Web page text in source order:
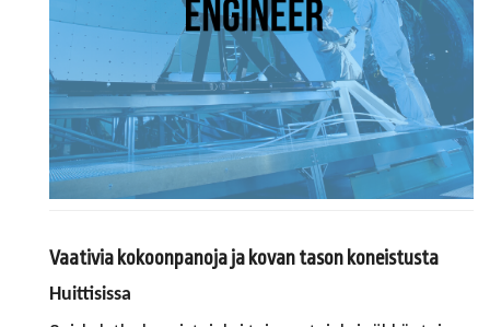
Vaativia kokoonpanoja ja kovan tason koneistusta
Huittisissa